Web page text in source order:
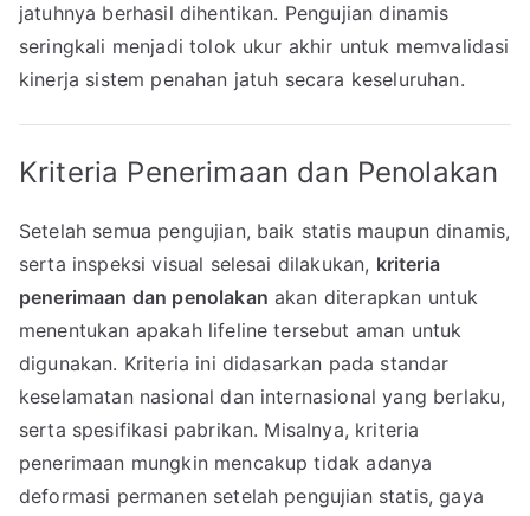
jatuhnya berhasil dihentikan. Pengujian dinamis
seringkali menjadi tolok ukur akhir untuk memvalidasi
kinerja sistem penahan jatuh secara keseluruhan.
Kriteria Penerimaan dan Penolakan
Setelah semua pengujian, baik statis maupun dinamis,
serta inspeksi visual selesai dilakukan, kriteria
penerimaan dan penolakan akan diterapkan untuk
menentukan apakah lifeline tersebut aman untuk
digunakan. Kriteria ini didasarkan pada standar
keselamatan nasional dan internasional yang berlaku,
serta spesifikasi pabrikan. Misalnya, kriteria
penerimaan mungkin mencakup tidak adanya
deformasi permanen setelah pengujian statis, gaya